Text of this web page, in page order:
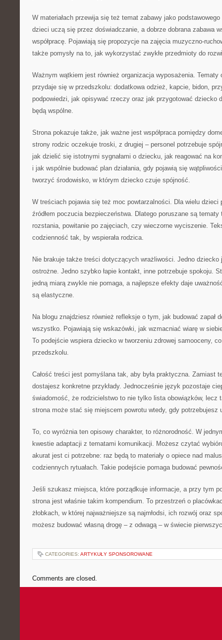
W materiałach przewija się też temat zabawy jako
dzieci uczą się przez doświadczanie, a dobrze dobrana zabawa
współpracę. Pojawiają się propozycje na zajęcia muzyczno-
także pomysły na to, jak wykorzystać zwykłe przedmioty do
Ważnym wątkiem jest również organizacja wyposażenia. Tematy
przydaje się w przedszkolu: dodatkowa odzież, kapcie, bidon,
podpowiedzi, jak opisywać rzeczy oraz jak przygotować dziecko
będą wspólne.
Strona pokazuje także, jak ważne jest współpraca pomiędzy
strony rodzic oczekuje troski, z drugiej – personel potrzebuje
jak dzielić się istotnymi sygnałami o dziecku, jak reagować na
i jak wspólnie budować plan działania, gdy pojawią się
tworzyć środowisko, w którym dziecko czuje spójność.
W treściach pojawia się też moc powtarzalności. Dla wielu dzieci
źródłem poczucia bezpieczeństwa. Dlatego poruszane są tematy
rozstania, powitanie po zajęciach, czy wieczorne wyciszenie.
codzienność tak, by wspierała rodzica.
Nie brakuje także treści dotyczących wrażliwości. Jedno
ostrożne. Jedno szybko łapie kontakt, inne potrzebuje spokoju.
jedną miarą zwykle nie pomaga, a najlepsze efekty daje
są elastyczne.
Na blogu znajdziesz również refleksje o tym, jak budować zapał
wszystko. Pojawiają się wskazówki, jak wzmacniać wiarę w
To podejście wspiera dziecko w tworzeniu zdrowej samooceny,
przedszkolu.
Całość treści jest pomyślana tak, aby była praktyczna. Zamiast
dostajesz konkretne przykłady. Jednocześnie język pozostaje
świadomość, że rodzicielstwo to nie tylko lista obowiązków, lecz
strona może stać się miejscem powrotu wtedy, gdy potrzebujesz
To, co wyróżnia ten opisowy charakter, to różnorodność. W
kwestie adaptacji z tematami komunikacji. Możesz czytać
akurat jest ci potrzebne: raz będą to materiały o opiece nad
codziennych rytuałach. Takie podejście pomaga budować
Jeśli szukasz miejsca, które porządkuje informacje, a przy tym
strona jest właśnie takim kompendium. To przestrzeń o
żłobkach, w której najważniejsze są najmłodsi, ich rozwój oraz
możesz budować własną drogę – z odwagą – w świecie
CATEGORIES: ARTYKUŁY SPONSOROWANE
Comments are closed.